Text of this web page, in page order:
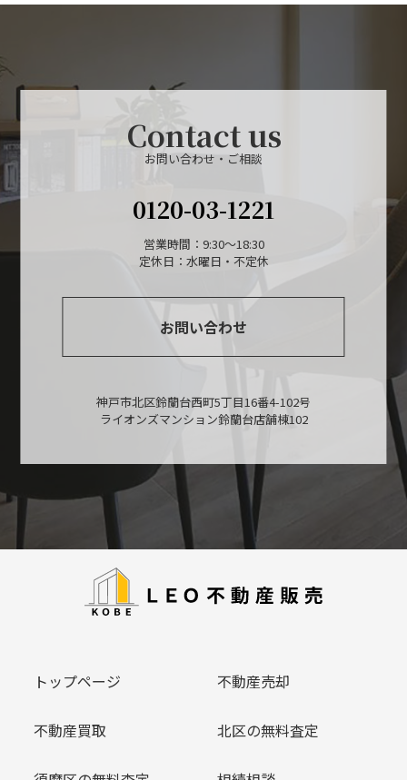
Contact us
お問い合わせ・ご相談
0120-03-1221
営業時間：9:30～18:30
定休日：水曜日・不定休
お問い合わせ
神戸市北区鈴蘭台西町5丁目16番4-102号
ライオンズマンション鈴蘭台店舗棟102
トップページ 不動産売却
不動産買取 北区の無料査定